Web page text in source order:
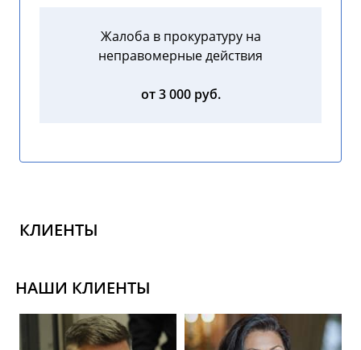
Жалоба в прокуратуру на
неправомерные действия
от 3 000 руб.
КЛИЕНТЫ
НАШИ КЛИЕНТЫ